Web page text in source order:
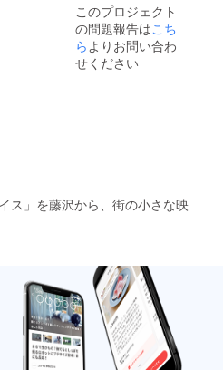
このプロジェクト
の問題報告はこち
ら よりお問い合わ
せください
ス」を藤沢から、街の小さな映